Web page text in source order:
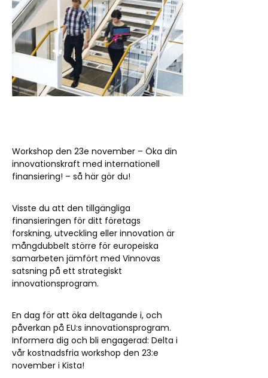
Workshop den 23e november – Öka din
innovationskraft med internationell
finansiering! – så här gör du!
Visste du att den tillgängliga
finansieringen för ditt företags
forskning, utveckling eller innovation är
mångdubbelt större för europeiska
samarbeten jämfört med Vinnovas
satsning på ett strategiskt
innovationsprogram.
En dag för att öka deltagande i, och
påverkan på EU:s innovationsprogram.
Informera dig och bli engagerad: Delta i
vår kostnadsfria workshop den 23:e
november i Kista!